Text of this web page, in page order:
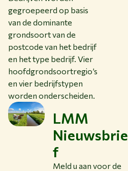
gegroepeerd op basis
van de dominante
grondsoort van de
postcode van het bedrijf
en het type bedrijf. Vier
hoofdgrondsoortregio’s
en vier bedrijfstypen
worden onderscheiden.
LMM
Nieuwsbrie
f
Meld u aan voor de